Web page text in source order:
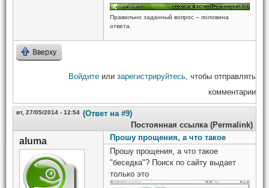
Правильно заданный вопрос – половина
ответа.
Вверху
Войдите или зарегистрируйтесь , чтобы отправлять
комментарии
вт, 27/05/2014 - 12:54 (Ответ на #9)
Постоянная ссылка (Permalink)
aluma
Прошу прощения, а что такое
Прошу прощения, а что такое
"беседка"? Поиск по сайту выдает
только это